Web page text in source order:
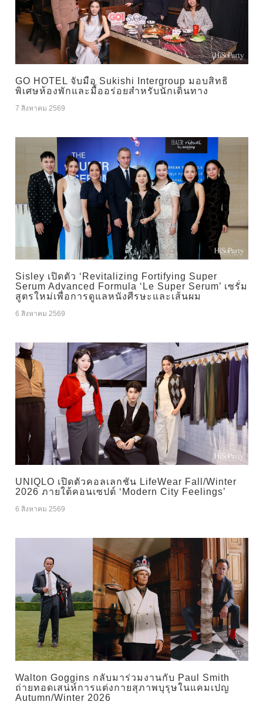
GO HOTEL จับมือ Sukishi Intergroup มอบสิทธิ
พิเศษห้องพักและมื้ออร่อยสำหรับนักเดินทาง
7 สิงหาคม 2569
Sisley เปิดตัว ‘Revitalizing Fortifying Super
Serum Advanced Formula ‘Le Super Serum’ เซรั่ม
สูตรใหม่เพื่อการดูแลหนังศีรษะและเส้นผม
6 สิงหาคม 2569
UNIQLO เปิดตัวคอลเลกชัน LifeWear Fall/Winter
2026 ภายใต้คอนเซปต์ ‘Modern City Feelings’
6 สิงหาคม 2569
Walton Goggins กลับมาร่วมงานกับ Paul Smith
ถ่ายทอดเสน่ห์การแต่งกายสุภาพบุรุษในแคมเปญ
Autumn/Winter 2026